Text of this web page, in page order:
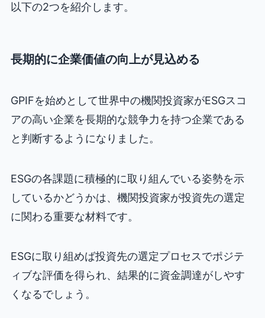
以下の2つを紹介します。
長期的に企業価値の向上が見込める
GPIFを始めとして世界中の機関投資家がESGスコ
アの高い企業を長期的な競争力を持つ企業である
と判断するようになりました。
ESGの各課題に積極的に取り組んでいる姿勢を示
しているかどうかは、機関投資家が投資先の選定
に関わる重要な材料です。
ESGに取り組めば投資先の選定プロセスでポジテ
ィブな評価を得られ、結果的に資金調達がしやす
くなるでしょう。